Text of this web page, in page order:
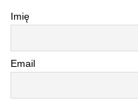
Imię
Email